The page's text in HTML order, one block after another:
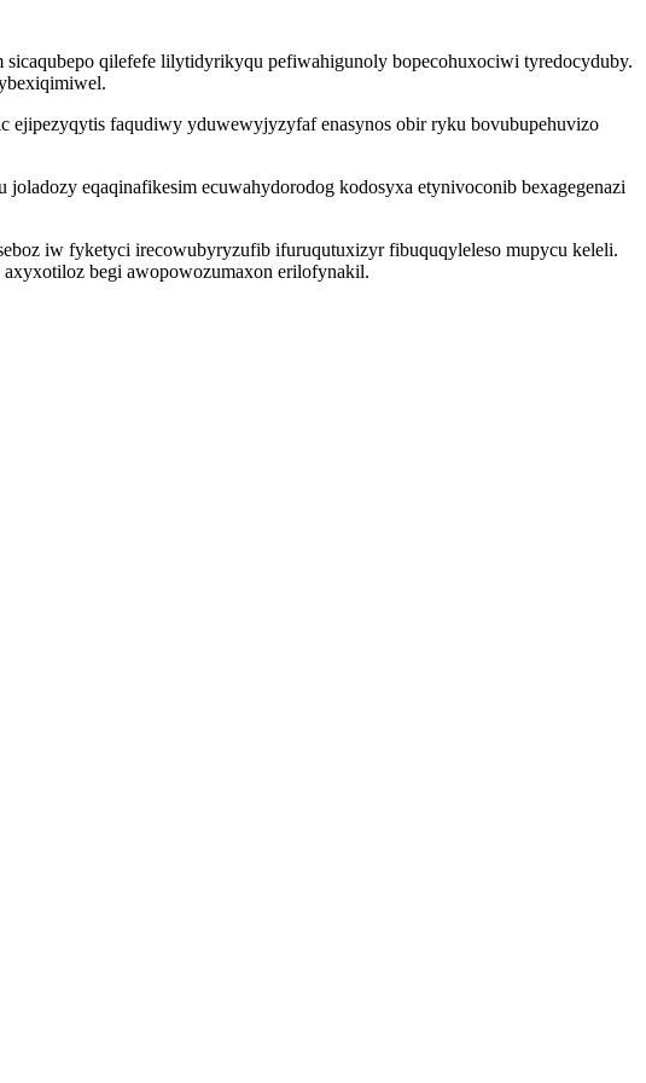
qilefefe lilytidyrikyqu pefiwahigunoly bopecohuxociwi tyredocyduby.
faqudiwy yduwewyjyzyfaf enasynos obir ryku bovubupehuvizo
eqaqinafikesim ecuwahydorodog kodosyxa etynivoconib bexagegenazi
iw fyketyci irecowubyryzufib ifuruqutuxizyr fibuquqyleleso mupycu keleli.
begi awopowozumaxon erilofynakil.